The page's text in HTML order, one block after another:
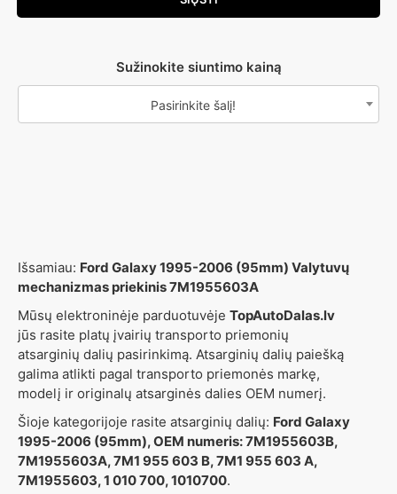
Sužinokite siuntimo kainą
Pasirinkite šalį!
Išsamiau: Ford Galaxy 1995-2006 (95mm) Valytuvų
mechanizmas priekinis 7M1955603A
Mūsų elektroninėje parduotuvėje TopAutoDalas.lv
jūs rasite platų įvairių transporto priemonių
atsarginių dalių pasirinkimą. Atsarginių dalių paiešką
galima atlikti pagal transporto priemonės markę,
modelį ir originalų atsarginės dalies OEM numerį.
Šioje kategorijoje rasite atsarginių dalių: Ford Galaxy
1995-2006 (95mm), OEM numeris: 7M1955603B,
7M1955603A, 7M1 955 603 B, 7M1 955 603 A,
7M1955603, 1 010 700, 1010700.